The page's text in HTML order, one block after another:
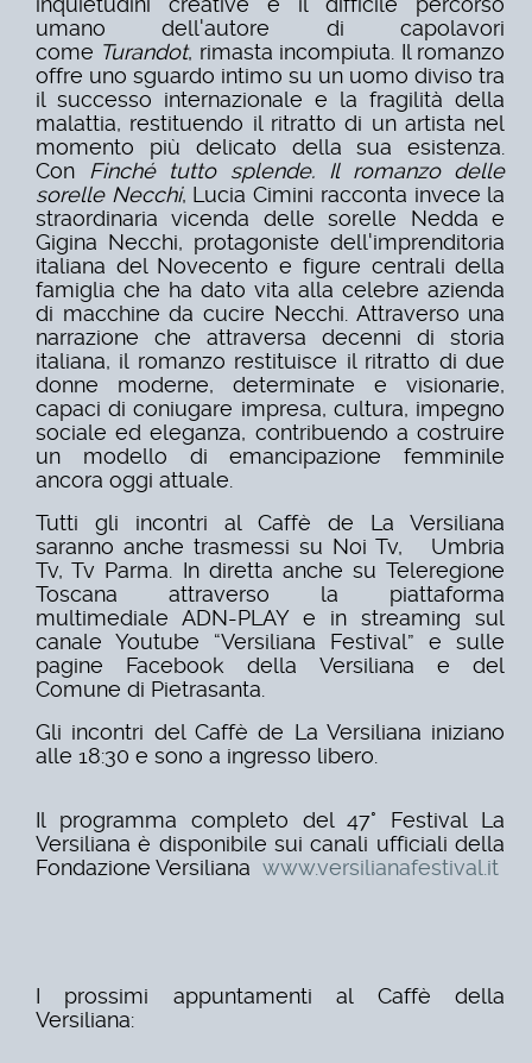
umano dell'autore di capolavori
come Turandot, rimasta incompiuta. Il romanzo
offre uno sguardo intimo su un uomo diviso tra
il successo internazionale e la fragilità della
malattia, restituendo il ritratto di un artista nel
momento più delicato della sua esistenza.
Con
Finché tutto splende. Il romanzo delle
sorelle Necchi, Lucia Cimini racconta invece la
straordinaria vicenda delle sorelle Nedda e
Gigina Necchi, protagoniste dell'imprenditoria
italiana del Novecento e figure centrali della
famiglia che ha dato vita alla celebre azienda
di macchine da cucire Necchi. Attraverso una
narrazione che attraversa decenni di storia
italiana, il romanzo restituisce il ritratto di due
donne moderne, determinate e visionarie,
capaci di coniugare impresa, cultura, impegno
sociale ed eleganza, contribuendo a costruire
un modello di emancipazione femminile
ancora oggi attuale.
Tutti gli incontri al Caffè de La Versiliana
saranno anche trasmessi su Noi Tv, Umbria
Tv, Tv Parma. In diretta anche su Teleregione
Toscana attraverso la piattaforma
multimediale ADN-PLAY e in streaming sul
canale Youtube “Versiliana Festival” e sulle
pagine Facebook della Versiliana e del
Comune di Pietrasanta.
Gli incontri del Caffè de La Versiliana iniziano
alle 18:30 e sono a ingresso libero.
Il programma completo del 47° Festival La
Versiliana è disponibile sui canali ufficiali della
Fondazione Versiliana www.versilianafestival.it
I prossimi appuntamenti al Caffè della
Versiliana: